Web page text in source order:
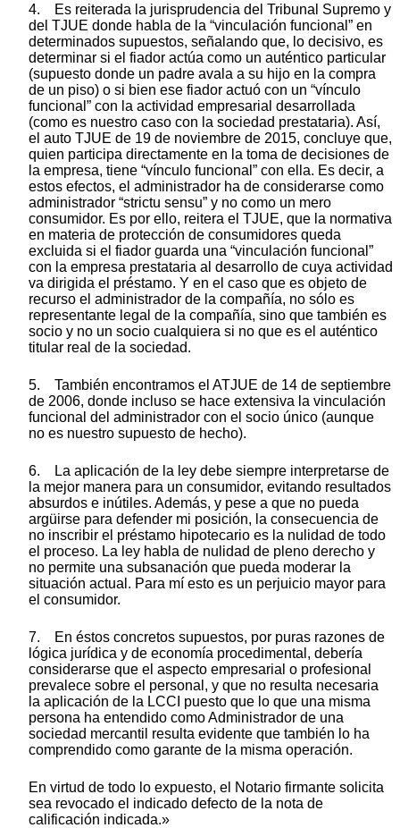
4. Es reiterada la jurisprudencia del Tribunal Supremo y
del TJUE donde habla de la “vinculación funcional” en
determinados supuestos, señalando que, lo decisivo, es
determinar si el fiador actúa como un auténtico particular
(supuesto donde un padre avala a su hijo en la compra
de un piso) o si bien ese fiador actuó con un “vínculo
funcional” con la actividad empresarial desarrollada
(como es nuestro caso con la sociedad prestataria). Así,
el auto TJUE de 19 de noviembre de 2015, concluye que,
quien participa directamente en la toma de decisiones de
la empresa, tiene “vínculo funcional” con ella. Es decir, a
estos efectos, el administrador ha de considerarse como
administrador “strictu sensu” y no como un mero
consumidor. Es por ello, reitera el TJUE, que la normativa
en materia de protección de consumidores queda
excluida si el fiador guarda una “vinculación funcional”
con la empresa prestataria al desarrollo de cuya actividad
va dirigida el préstamo. Y en el caso que es objeto de
recurso el administrador de la compañía, no sólo es
representante legal de la compañía, sino que también es
socio y no un socio cualquiera si no que es el auténtico
titular real de la sociedad.
5. También encontramos el ATJUE de 14 de septiembre
de 2006, donde incluso se hace extensiva la vinculación
funcional del administrador con el socio único (aunque
no es nuestro supuesto de hecho).
6. La aplicación de la ley debe siempre interpretarse de
la mejor manera para un consumidor, evitando resultados
absurdos e inútiles. Además, y pese a que no pueda
argüirse para defender mi posición, la consecuencia de
no inscribir el préstamo hipotecario es la nulidad de todo
el proceso. La ley habla de nulidad de pleno derecho y
no permite una subsanación que pueda moderar la
situación actual. Para mí esto es un perjuicio mayor para
el consumidor.
7. En éstos concretos supuestos, por puras razones de
lógica jurídica y de economía procedimental, debería
considerarse que el aspecto empresarial o profesional
prevalece sobre el personal, y que no resulta necesaria
la aplicación de la LCCI puesto que lo que una misma
persona ha entendido como Administrador de una
sociedad mercantil resulta evidente que también lo ha
comprendido como garante de la misma operación.
En virtud de todo lo expuesto, el Notario firmante solicita
sea revocado el indicado defecto de la nota de
calificación indicada.»